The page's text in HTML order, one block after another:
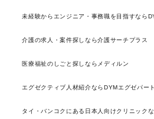
未経験からエンジニア・事務職を目指すなら
介護の求人・案件探しなら介護サーチプラス
医療福祉のしごと探しならメディルン
エグゼクティブ人材紹介ならDYMエグゼパート
タイ・バンコクにある日本人向けクリニック